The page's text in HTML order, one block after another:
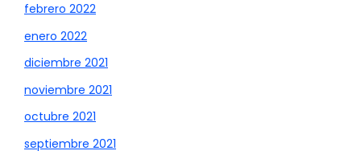
febrero 2022
enero 2022
diciembre 2021
noviembre 2021
octubre 2021
septiembre 2021